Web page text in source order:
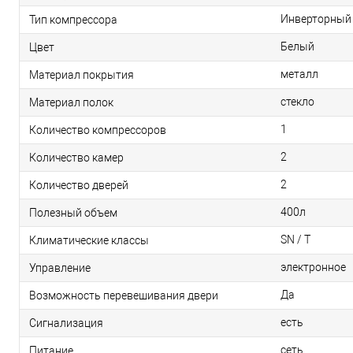
Тип компрессора Инверторный
Цвет Белый
Материал покрытия металл
Материал полок стекло
Количество компрессоров 1
Количество камер 2
Количество дверей 2
Полезный объем 400л
Климатические классы SN / T
Управление электронное
Возможность перевешивания двери Да
Сигнализация есть
Питание сеть